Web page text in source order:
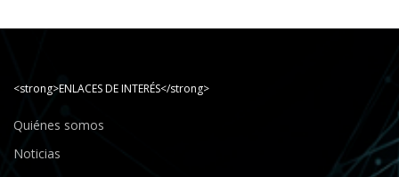
<strong>ENLACES DE INTERÉS</strong>
Quiénes somos
Noticias